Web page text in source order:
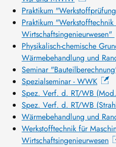
Praktikum
Praktikum
Wirtschaftsingenieurwesen"
Physikalisch-chemische
Wärmebehandlung und
Seminar
Spezialseminar - WWK
Spez. Verf. d. RT/WB
Spez. Verf. d. RT/WB
Wärmebehandlung und
Werkstofftechnik für
Wirtschaftsingenieurwesen